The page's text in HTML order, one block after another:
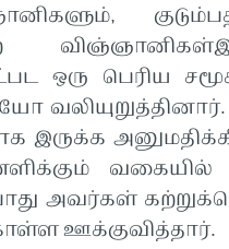
ஒரு பெரிய
இருக்க
அவர்கள்
ஊக்குவித்தார்.